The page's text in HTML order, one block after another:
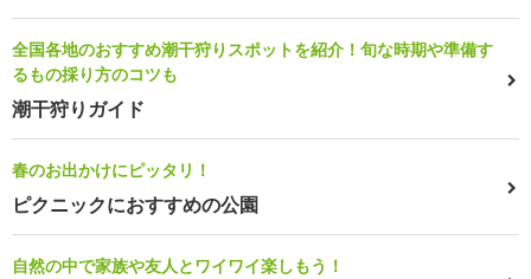
全国各地のおすすめ潮干狩りスポットを紹介！旬な時期や準備す
るもの採り方のコツも
潮干狩りガイド
春のお出かけにピッタリ！
ピクニックにおすすめの公園
自然の中で家族や友人とワイワイ楽しもう！